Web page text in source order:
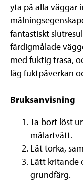
yta på alla väggar
fantastiskt
färdigmålade
med fuktig trasa,
låg fuktpåverkan
Bruksanvisning
Ta bort löst
målartvätt.
Låt torka,
Lätt kritande
grundfärg.